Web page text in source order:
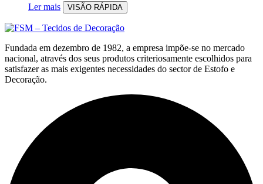
Ler mais VISÃO RÁPIDA
Fundada em dezembro de 1982, a empresa impõe-se no mercado
nacional, através dos seus produtos criteriosamente escolhidos para
satisfazer as mais exigentes necessidades do sector de Estofo e
Decoração.